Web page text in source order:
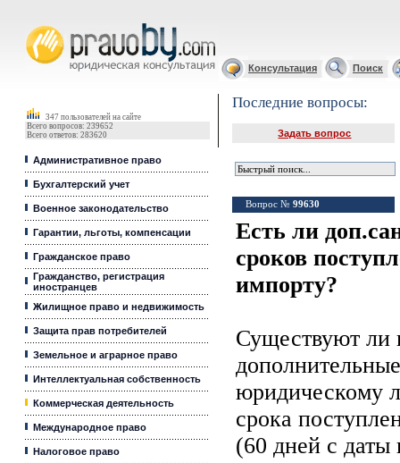
Консультация Поиск
347 пользователей на сайте
Всего вопросов: 239652
Всего ответов: 283620
Административное право
Бухгалтерский учет
Военное законодательство
Гарантии, льготы, компенсации
Гражданское право
Гражданство, регистрация
иностранцев
Жилищное право и недвижимость
Защита прав потребителей
Земельное и аграрное право
Интеллектуальная собственность
Коммерческая деятельность
Международное право
Налоговое право
Последние вопросы:
Задать вопрос
Вопрос № 99630
Есть ли
сроков
импорту?
Существуют ли
юридическому
срока
(60 дней c даты